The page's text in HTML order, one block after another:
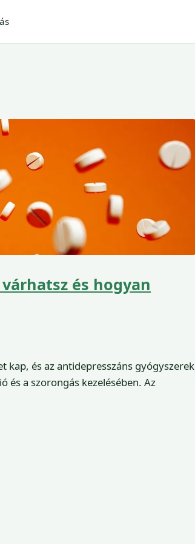
és hogyan
kap, és az antidepresszáns gyógyszerek
és a szorongás kezelésében. Az